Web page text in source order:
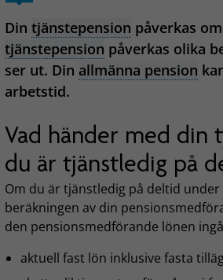
Din tjänstepension påverkas
tjänstepension påverkas olika
ser ut. Din allmänna pension
arbetstid.
Vad händer med din
du är tjänstledig på
Om du är tjänstledig på deltid
beräkningen av din
den pensionsmedförande lönen
aktuell fast lön inklusive fasta